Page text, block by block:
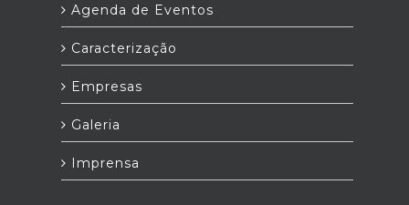
Agenda de Eventos
Caracterização
Empresas
Galeria
Imprensa